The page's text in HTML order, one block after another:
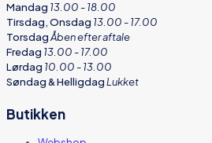
Mandag 13.00 - 18.00
Tirsdag, Onsdag 13.00 - 17.00
TorsdagÅben efter aftale
Fredag 13.00 - 17.00
Lørdag 10.00 - 13.00
Søndag & HelligdagLukket
Butikken